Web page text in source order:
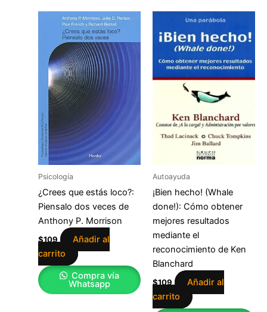
Psicología
¿Crees que estás loco?:
Piensalo dos veces de
Anthony P. Morrison
$109
Añadir al
carrito
Compra vía
Whatsapp
Autoayuda
¡Bien hecho! (Whale
done!): Cómo obtener
mejores resultados
mediante el
reconocimiento de Ken
Blanchard
$109
Añadir al
carrito